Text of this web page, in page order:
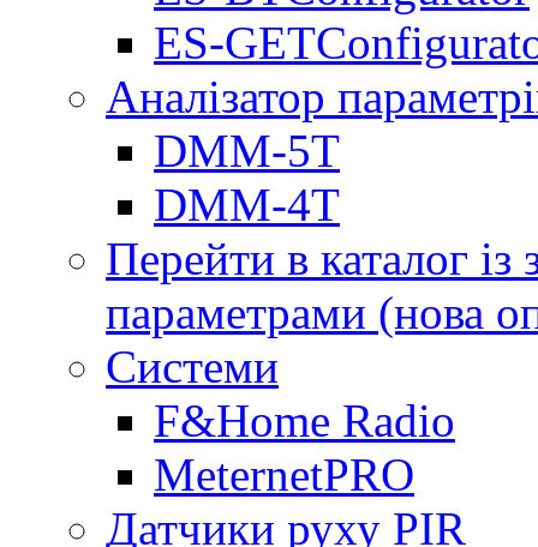
ES-
Аналізатор
DMM-5T
DMM-4T
Перейти в каталог
параметрами (нова
Системи
F&Home Radio
MeternetPRO
Датчики руху PIR